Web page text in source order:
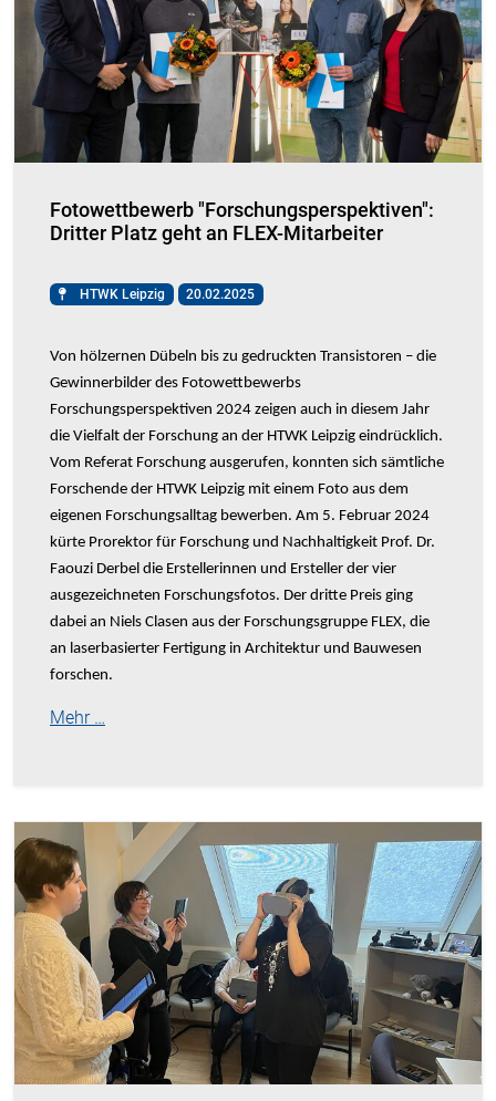
Fotowettbewerb "Forschungsperspektiven":
Dritter Platz geht an FLEX-Mitarbeiter
HTWK Leipzig 20.02.2025
Von hölzernen Dübeln bis zu gedruckten Transistoren – die
Gewinnerbilder des Fotowettbewerbs
Forschungsperspektiven 2024 zeigen auch in diesem Jahr
die Vielfalt der Forschung an der HTWK Leipzig eindrücklich.
Vom Referat Forschung ausgerufen, konnten sich sämtliche
Forschende der HTWK Leipzig mit einem Foto aus dem
eigenen Forschungsalltag bewerben. Am 5. Februar 2024
kürte Prorektor für Forschung und Nachhaltigkeit Prof. Dr.
Faouzi Derbel die Erstellerinnen und Ersteller der vier
ausgezeichneten Forschungsfotos. Der dritte Preis ging
dabei an Niels Clasen aus der Forschungsgruppe FLEX, die
an laserbasierter Fertigung in Architektur und Bauwesen
forschen.
Mehr …